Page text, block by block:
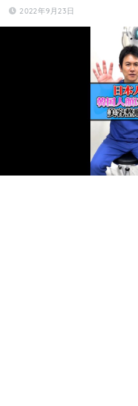
2022年9月23日